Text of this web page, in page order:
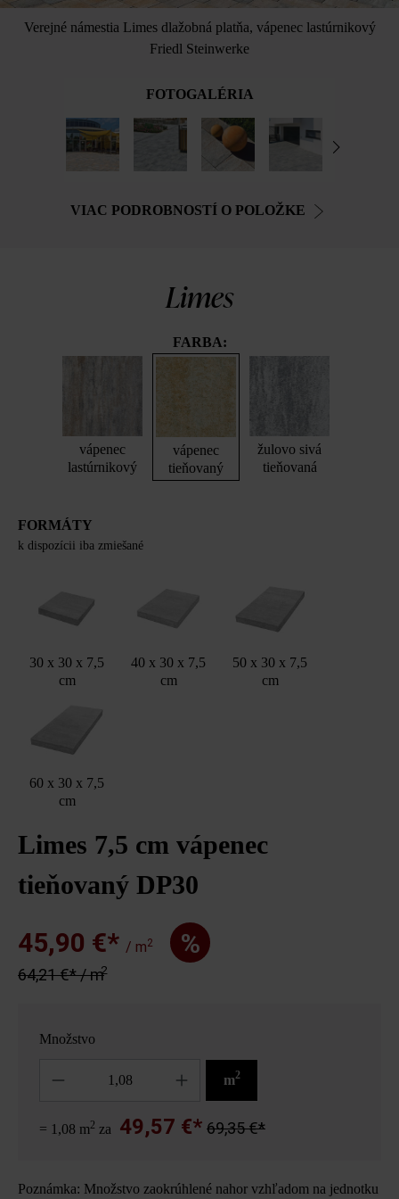
Verejné námestia Limes dlažobná platňa, vápenec lastúrnikový
Friedl Steinwerke
FOTOGALÉRIA
VIAC PODROBNOSTÍ O POLOŽKE
Limes
FARBA:
vápenec
lastúrnikový
vápenec
tieňovaný
žulovo sivá
tieňovaná
FORMÁTY
k dispozícii iba zmiešané
30 x 30 x 7,5
cm
40 x 30 x 7,5
cm
50 x 30 x 7,5
cm
60 x 30 x 7,5
cm
Limes 7,5 cm vápenec
tieňovaný DP30
45,90 €* / m2 %
64,21 €* / m2
Množstvo
m2
= 1,08 m2 za 49,57 €* 69,35 €*
Poznámka: Množstvo zaokrúhlené nahor vzhľadom na jednotku